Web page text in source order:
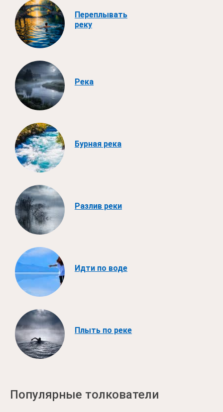
Переплывать
реку
Река
Бурная река
Разлив реки
Идти по воде
Плыть по реке
Популярные толкователи